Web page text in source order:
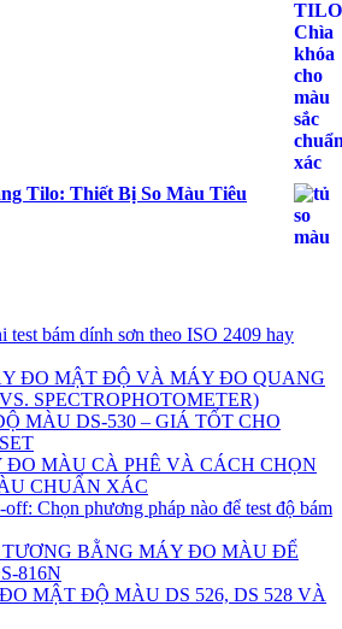
Tilo: Thiết Bị So Màu Tiêu
test bám dính sơn theo ISO 2409 hay
ĐO MẬT ĐỘ VÀ MÁY ĐO QUANG
SPECTROPHOTOMETER)
MÀU DS-530 – GIÁ TỐT CHO
MÀU CÀ PHÊ VÀ CÁCH CHỌN
CHUẨN XÁC
Chọn phương pháp nào để test độ bám
TƯƠNG BẰNG MÁY ĐO MÀU ĐỂ
816N
MẬT ĐỘ MÀU DS 526, DS 528 VÀ